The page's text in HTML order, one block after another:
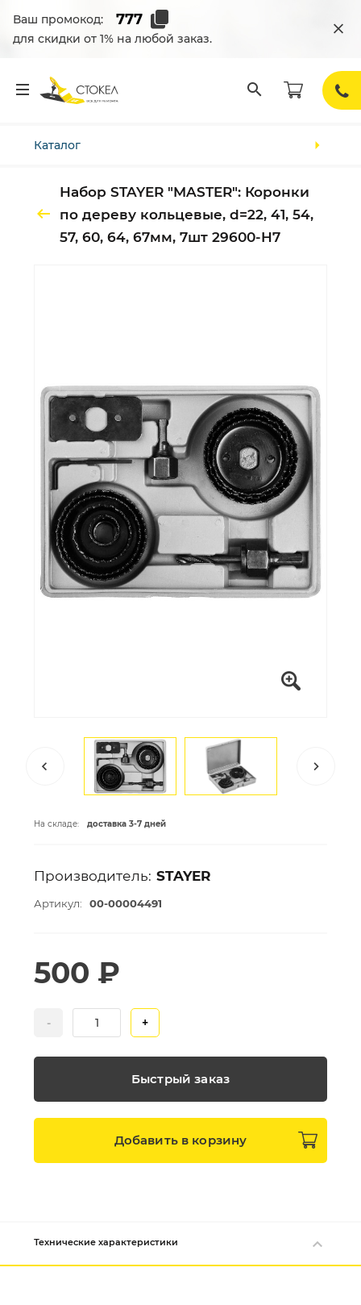
Ваш промокод:
для скидки от 1% на любой заказ.
Каталог
Набор STAYER "MASTER": Коронки
по дереву кольцевые, d=22, 41, 54,
57, 60, 64, 67мм, 7шт 29600-H7
На складе: доставка 3-7 дней
Производитель: STAYER
Артикул: 00-00004491
- +
500 ₽
Быстрый заказ
Добавить в корзину
Технические характеристики